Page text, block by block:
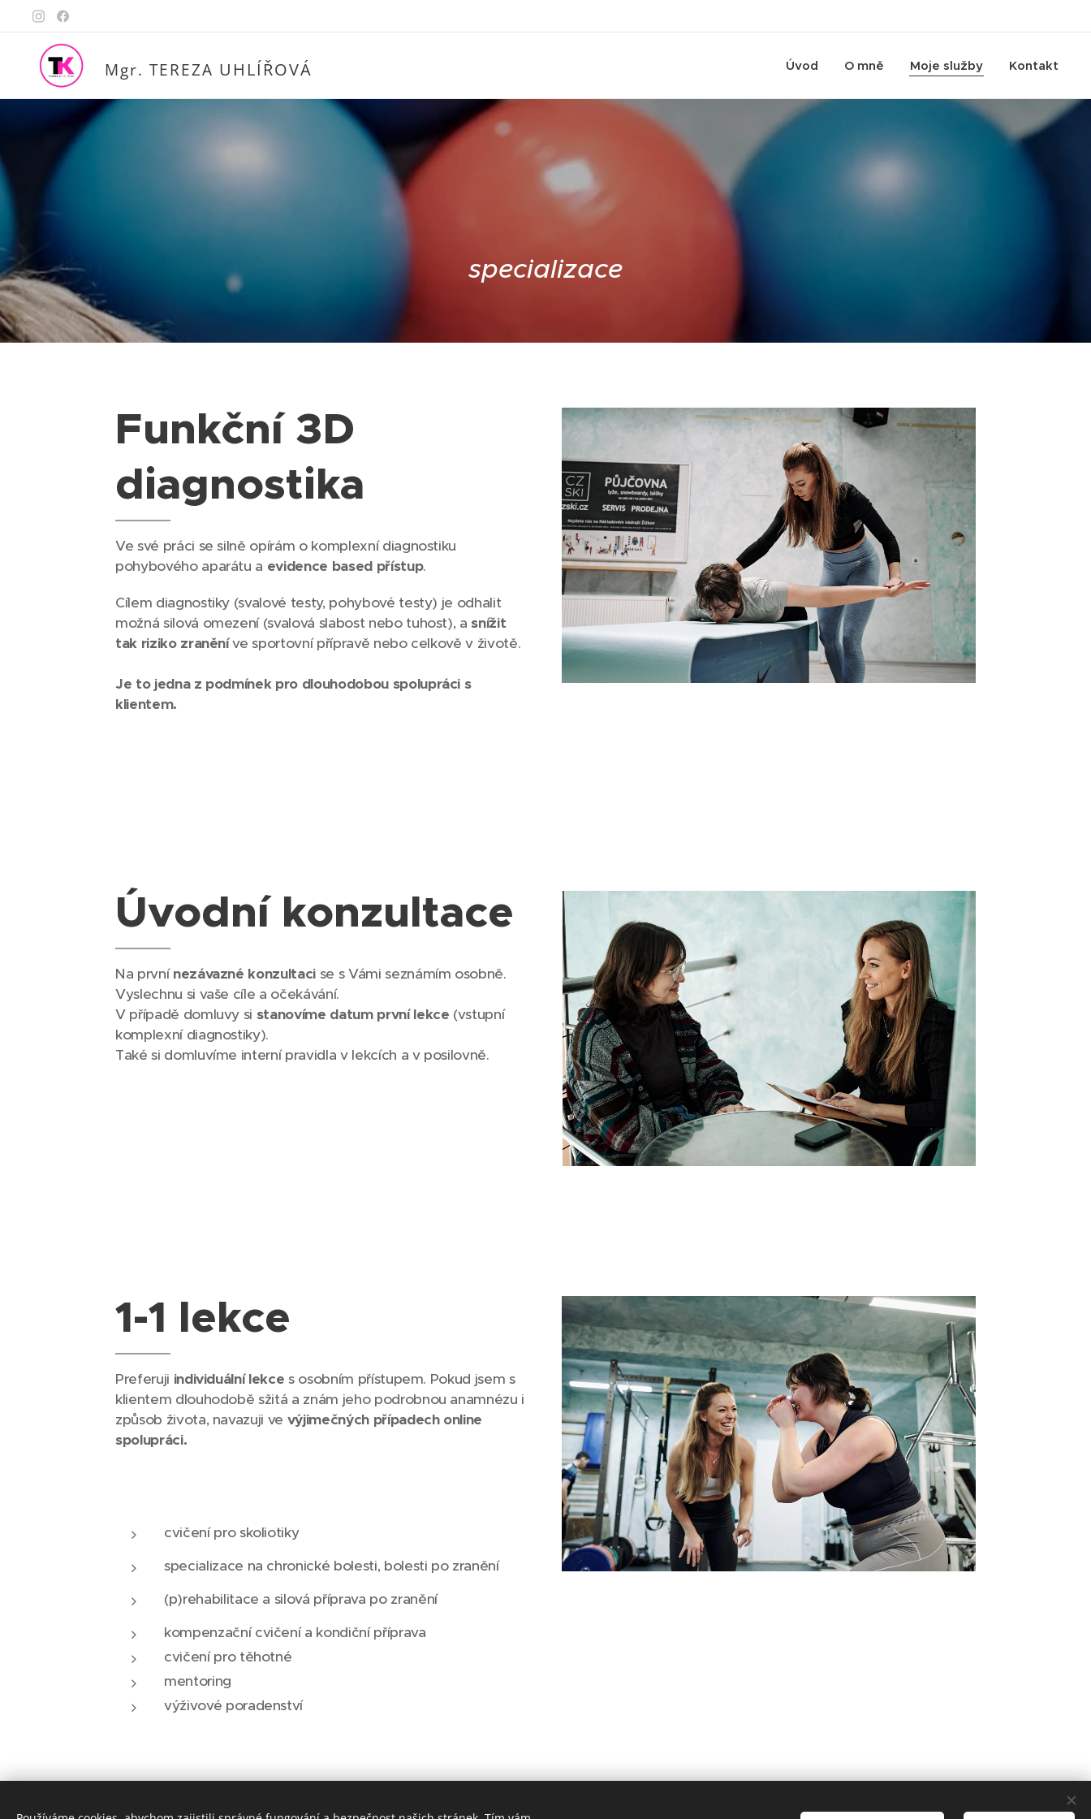
Mgr. TEREZA UHLÍŘOVÁ Úvod O mně Moje služby Kontakt
specializace
Funkční 3D
diagnostika
Ve své práci se silně opírám o komplexní diagnostiku
pohybového aparátu a evidence based přístup.
Cílem diagnostiky (svalové testy, pohybové testy) je odhalit
možná silová omezení (svalová slabost nebo tuhost), asnížit
tak riziko zraněníve sportovní přípravě nebo celkově v životě.
Je to jedna z podmínek pro dlouhodobou spolupráci s
klientem.
Úvodní konzultace
Na prvnínezávazné konzultaci se s Vámi seznámím osobně.
Vyslechnu si vaše cíle a očekávání.
V případě domluvy si stanovíme datum první lekce (vstupní
komplexní diagnostiky).
Také si domluvíme interní pravidla v lekcích a v posilovně.
1-1 lekce
Preferuji individuální lekce s osobním přístupem. Pokud jsem s
klientem dlouhodobě sžitá a znám jeho podrobnou anamnézu i
způsob života, navazuji ve výjimečných případech online
spolupráci.
cvičení pro skoliotiky
specializace na chronické bolesti, bolesti po zranění
(p)rehabilitace a silová příprava po zranění
kompenzační cvičení a kondiční příprava
cvičení pro těhotné
mentoring
výživové poradenství